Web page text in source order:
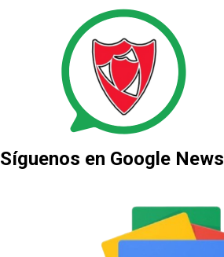
Síguenos en Google News